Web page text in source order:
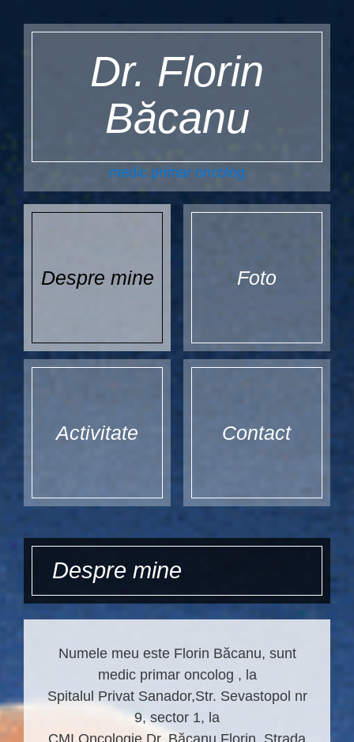
Dr. Florin
Băcanu
medic primar oncolog
Despre mine Foto
Activitate Contact
Despre mine
Numele meu este Florin Băcanu, sunt
medic primar oncolog , la
Spitalul Privat Sanador,Str. Sevastopol nr
9, sector 1, la